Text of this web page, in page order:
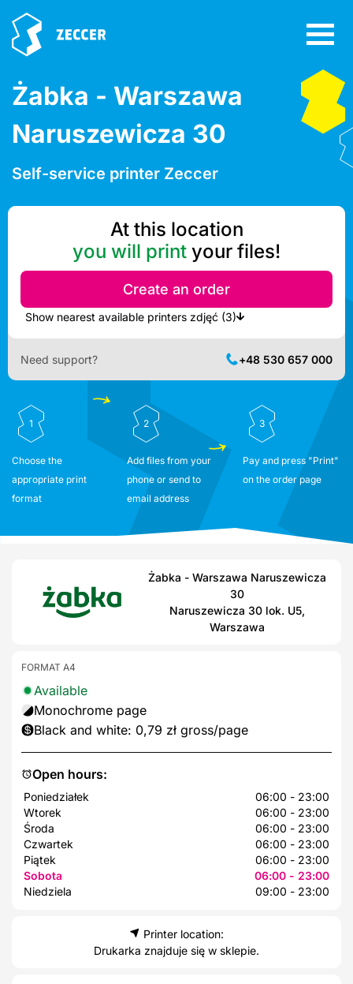
Żabka - Warszawa
Naruszewicza 30
Self-service printer Zeccer
At this location
you will print your files!
Create an order
Show nearest available printers zdjęć (3)
Need support? +48 530 657 000
1
Choose the
appropriate print
format
2
Add files from your
phone or send to
email address
3
Pay and press "Print"
on the order page
Żabka - Warszawa Naruszewicza
30
Naruszewicza 30 lok. U5,
Warszawa
Open hours:
Poniedziałek
06:00 - 23:00
Wtorek
06:00 - 23:00
Środa
06:00 - 23:00
Czwartek
06:00 - 23:00
Piątek
06:00 - 23:00
Sobota
06:00 - 23:00
Niedziela
09:00 - 23:00
FORMAT A4
Available
Monochrome page
Black and white: 0,79 zł gross/page
Printer location:
Drukarka znajduje się w sklepie.